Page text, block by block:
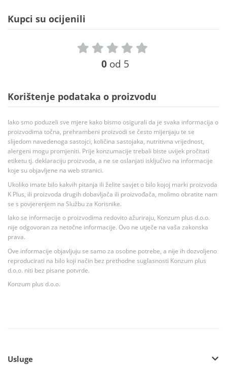
Kupci su ocijenili
0 od 5
Korištenje podataka o proizvodu
Iako smo poduzeli sve mjere kako bismo osigurali da je svaka informacija o
proizvodima točna, prehrambeni proizvodi se često mijenjaju te se
slijedom navedenoga sastojci, količina sastojaka, nutritivna vrijednost,
alergeni mogu promjeniti. Prije konzumacije trebali biste uvijek pročitati
etiketu tj. deklaraciju proizvoda, a ne se oslanjati isključivo na informacije
koje su objavljene na web stranici.
Ukoliko imate bilo kakvih pitanja ili želite savjet o bilo kojoj marki proizvoda
K Plus, ili proizvoda drugih dobavljača ili proizvođača, molimo obratite nam
se s povjerenjem na Službu za Korisnike.
Iako se informacije o proizvodima redovito ažuriraju, Konzum plus d.o.o.
nije odgovoran za netočne informacije. Ovo ne utječe na vaša zakonska
prava.
Ove informacije objavljuju se samo za osobne potrebe, a nije ih dozvoljeno
reproducirati na bilo koji način bez prethodne suglasnosti Konzum plus
d.o.o. niti bez pisane potvrde.
Konzum plus d.o.o.
Usluge